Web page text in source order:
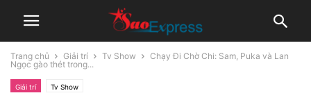
Trang chủ Giải trí Tv Show
Chạy Đi Chờ Chi: Sam, Puka và Lan
Ngọc gào thét trong...
Giải trí Tv Show